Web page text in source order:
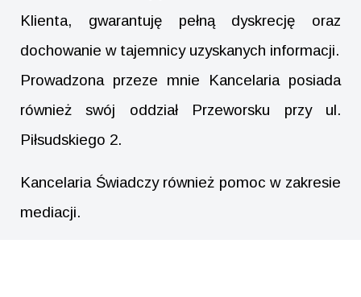
Klienta, gwarantuję pełną dyskrecję oraz
dochowanie w tajemnicy uzyskanych informacji.
Prowadzona przeze mnie Kancelaria posiada
również swój oddział Przeworsku przy ul.
Piłsudskiego 2.
Kancelaria Świadczy również pomoc w zakresie
mediacji.